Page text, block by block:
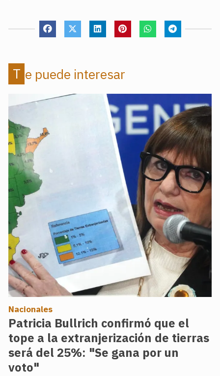
Te puede interesar
Patricia Bullrich confirmó que el
tope a la extranjerización de tierras
será del 25%: "Se gana por un
voto"
Nacionales